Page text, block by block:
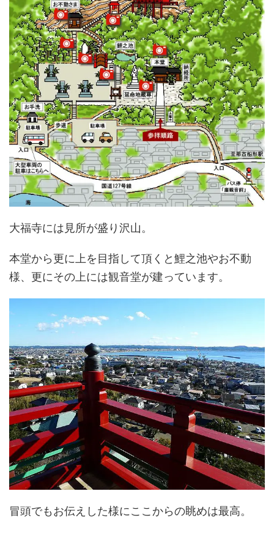
大福寺には見所が盛り沢山。
本堂から更に上を目指して頂くと鯉之池やお不動
様、更にその上には観音堂が建っています。
冒頭でもお伝えした様にここからの眺めは最高。